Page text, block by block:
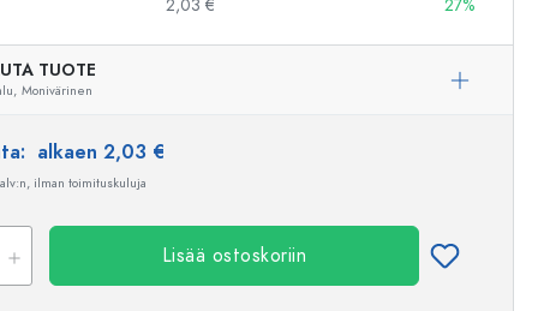
2,03 € 27%
TUOTE
Monivärinen
alkaen 2,03 €
ilman toimituskuluja
Lisää ostoskoriin